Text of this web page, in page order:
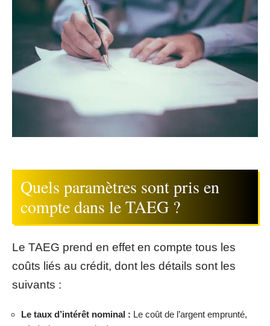
Quels paramètres sont pris en
compte dans le TAEG ?
Le TAEG prend en effet en compte tous les
coûts liés au crédit, dont les détails sont les
suivants :
Le taux d’intérêt nominal : Le coût de l’argent emprunté,